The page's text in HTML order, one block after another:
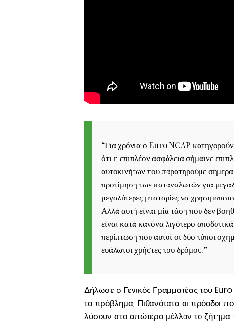
“Για χρόνια ο Euro NCAP
ότι η επιπλέον ασφάλεια σήμαινε
αυτοκινήτων που παρατηρούμε σήμερα
προτίμηση των καταναλωτών για
μεγαλύτερες μπαταρίες να
Αλλά αυτή είναι μία τάση που δεν
είναι κατά κανόνα λιγότερο
περίπτωση που αυτοί οι δύο τύποι
ευάλωτοι χρήστες του δρόμου.”
Δήλωσε ο Γενικός Γραμματέας του
το πρόβλημα; Πιθανότατα οι πρόοδοι
λύσουν στο απώτερο μέλλον το ζήτημα